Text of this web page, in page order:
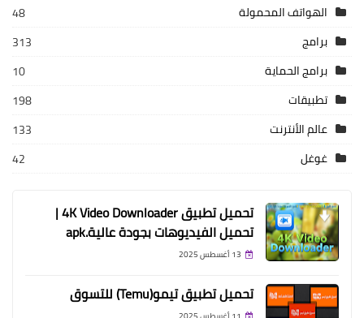
الهواتف المحمولة
48
برامج
313
برامج الحماية
10
تطبيقات
198
عالم الأنترنت
133
غوغل
42
تحميل تطبيق 4K Video Downloader |
تحميل الفيديوهات بجودة عالية.apk
13 أغسطس 2025
تحميل تطبيق تيمو(Temu) للتسوق